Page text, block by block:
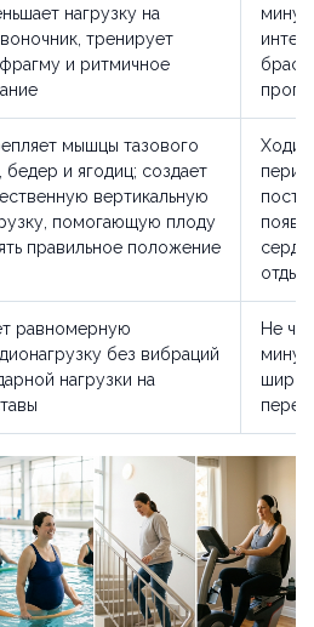
нагрузку на
тренирует
и ритмичное
брасс
мышцы тазового
бедер и ягодиц; создает
вертикальную
помогающую плоду
правильное положение
равномерную
без вибраций
нагрузки на
Не